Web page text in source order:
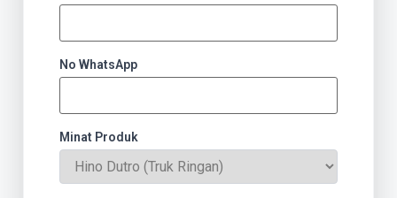
No WhatsApp
Minat Produk